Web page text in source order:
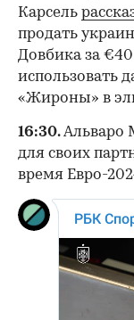
Карсель
продать
Довбика за
использовать
«Жироны» в
16:30.Альваро
для своих
время Евро-